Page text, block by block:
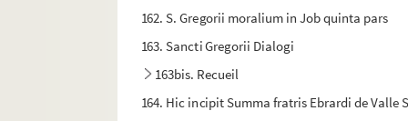
162. S. Gregorii moralium in Job quinta pars
163. Sancti Gregorii Dialogi
163bis. Recueil
164. Hic incipit Summa fratris Ebrardi de Valle